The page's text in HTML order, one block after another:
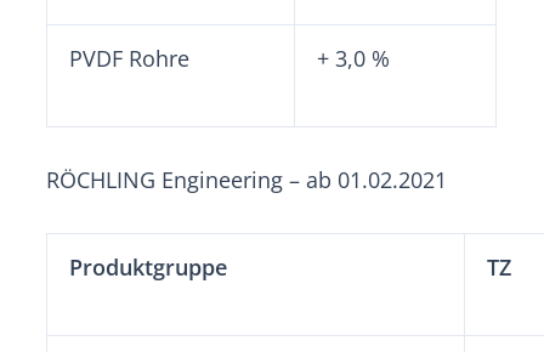
PVDF Rohre + 3,0 %
RÖCHLING Engineering – ab 01.02.2021
Produktgruppe TZ